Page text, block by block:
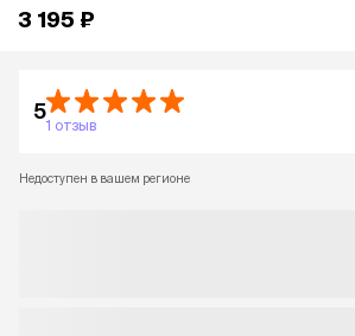
3 195 ₽
5
1 отзыв
Недоступен в вашем регионе